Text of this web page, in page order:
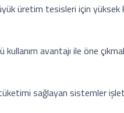
üretim tesisleri için
avantajı ile öne
sağlayan sistemler